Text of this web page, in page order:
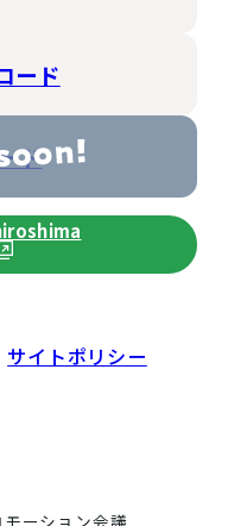
ード
ド
サイトポリシー